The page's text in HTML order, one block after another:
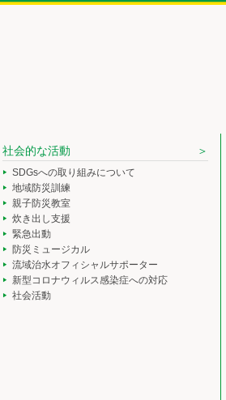
社会的な活動
SDGsへの取り組みについて
地域防災訓練
親子防災教室
炊き出し支援
緊急出動
防災ミュージカル
流域治水オフィシャルサポーター
新型コロナウィルス感染症への対応
社会活動